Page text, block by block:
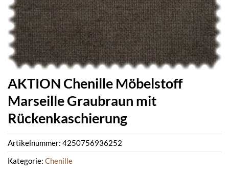
AKTION Chenille Möbelstoff
Marseille Graubraun mit
Rückenkaschierung
Artikelnummer: 4250756936252
Kategorie: Chenille